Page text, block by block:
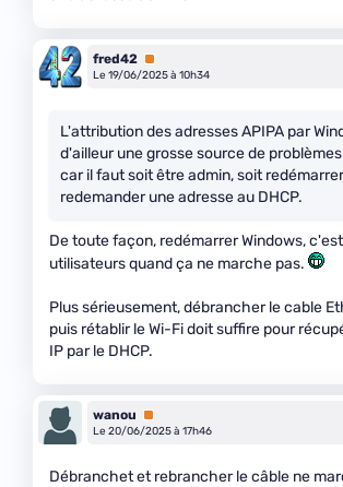
fred42 Premium
Le 19/06/2025 à 10h34
L'attribution des adresses APIPA par
d'ailleur une grosse source de
car il faut soit être admin, soit
redemander une adresse au DHCP.
De toute façon, redémarrer Windows,
utilisateurs quand ça ne marche pas.
Plus sérieusement, débrancher le cable
puis rétablir le Wi-Fi doit suffire pour
IP par le DHCP.
wanou
Premium
Le 20/06/2025 à 17h46
Débranchet et rebrancher le câble ne